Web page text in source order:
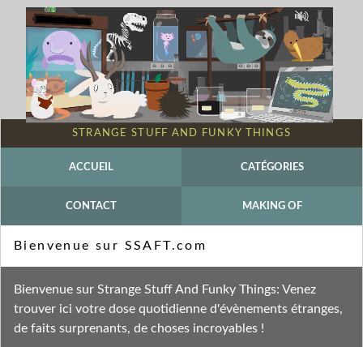
STRANGE STUFF AND FUNKY THINGS
ACCUEIL CATÉGORIES
CONTACT MAKING OF
Fil des commentaires
Bienvenue sur SSAFT.com
Bienvenue sur Strange Stuff And Funky Things: Venez
trouver ici votre dose quotidienne d'évènements étranges,
de faits surprenants, de choses incroyables !